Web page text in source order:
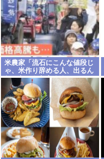
米農家「流石にこんな値段じ
ゃ、米作り辞める人、出るん
じゃないかなあ？？」